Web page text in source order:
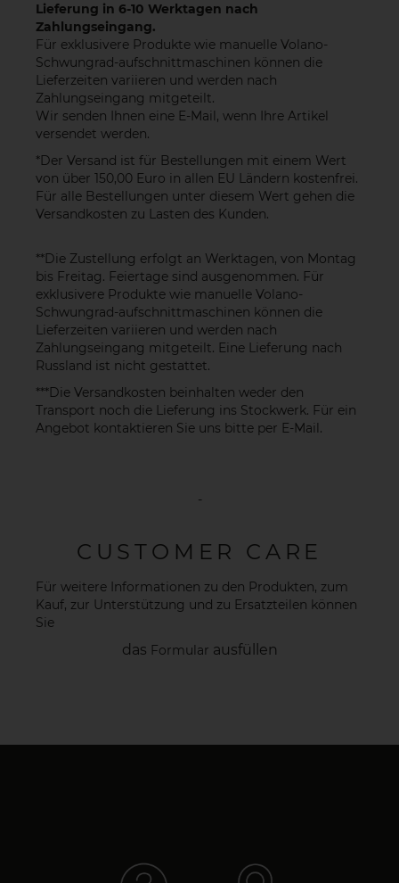
Lieferung in 6-10 Werktagen nach
Zahlungseingang.
Für exklusivere Produkte wie manuelle Volano-
Schwungrad-aufschnittmaschinen können die
Lieferzeiten variieren und werden nach
Zahlungseingang mitgeteilt.
Wir senden Ihnen eine E-Mail, wenn Ihre Artikel
versendet werden.
*Der Versand ist für Bestellungen mit einem Wert
von über 150,00 Euro in allen EU Ländern kostenfrei.
Für alle Bestellungen unter diesem Wert gehen die
Versandkosten zu Lasten des Kunden.
**Die Zustellung erfolgt an Werktagen, von Montag
bis Freitag. Feiertage sind ausgenommen. Für
exklusivere Produkte wie manuelle Volano-
Schwungrad-aufschnittmaschinen können die
Lieferzeiten variieren und werden nach
Zahlungseingang mitgeteilt. Eine Lieferung nach
Russland ist nicht gestattet.
***Die Versandkosten beinhalten weder den
Transport noch die Lieferung ins Stockwerk. Für ein
Angebot kontaktieren Sie uns bitte per E-Mail .
-
CUSTOMER CARE
Für weitere Informationen zu den Produkten, zum
Kauf, zur Unterstützung und zu Ersatzteilen können
Sie
das Formular ausfüllen